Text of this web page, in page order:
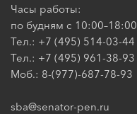
Часы работы:
по будням с 10:00–18:00
Тел.: +7 (495) 514-03-
Тел.: +7 (495) 961-38-93
Моб.: 8-(977)-687-78-93
sba@senator-pen.ru